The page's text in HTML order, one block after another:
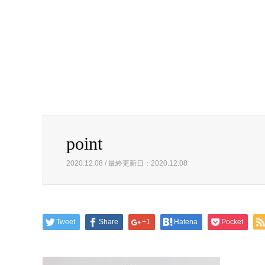
point
2020.12.08 / 最終更新日：2020.12.08
Tweet Share +1 Hatena Pocket